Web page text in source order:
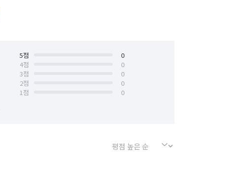
5점
0
4점
0
3점
0
2점
0
1점
0